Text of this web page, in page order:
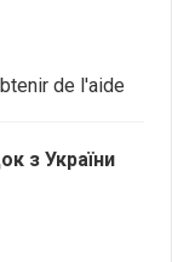
de l'aide
з України